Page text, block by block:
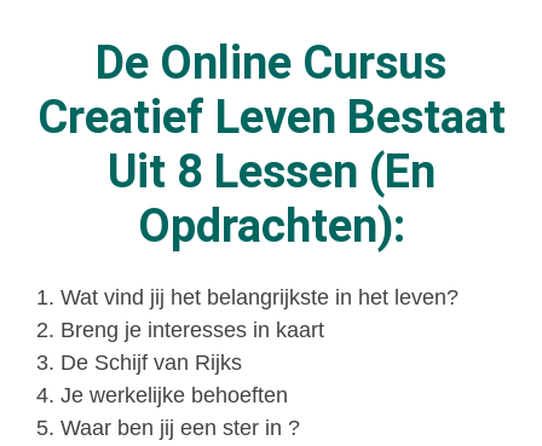
De Online Cursus
Creatief Leven Bestaat
Uit 8 Lessen (en
Opdrachten):
Wat vind jij het belangrijkste in het leven?
Breng je interesses in kaart
De Schijf van Rijks
Je werkelijke behoeften
Waar ben jij een ster in ?